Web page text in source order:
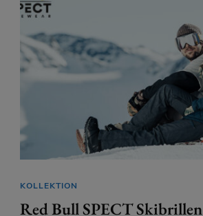
KOLLEKTION
Red Bull SPECT Skibrillen